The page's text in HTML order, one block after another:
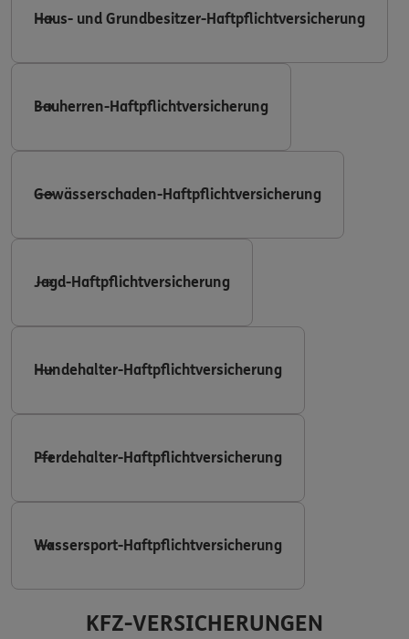
Haus- und Grundbesitzer-Haftpflichtversicherung
Bauherren-Haftpflichtversicherung
Gewässerschaden-Haftpflichtversicherung
Jagd-Haftpflichtversicherung
Hundehalter-Haftpflichtversicherung
Pferdehalter-Haftpflichtversicherung
Wassersport-Haftpflichtversicherung
KFZ-VERSICHERUNGEN